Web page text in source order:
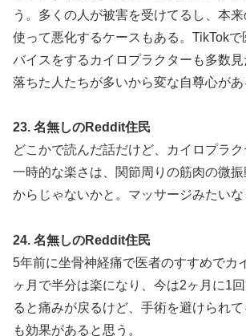
う。多くの人が被害を受けてるし、本
使って悪化するケースもある。TikTokで
バイスをするカイロプラクターも多数
落ちた人たちが多いから変な自尊心があ
23. 名無しのReddit住民
どこかで読んだ話だけど、カイロプラ
一時的な楽さは、関節周りの筋肉の微
からじゃないかと。マッサージみたいな
24. 名無しのReddit住民
5年前に坐骨神経痛で医者のすすめでカ
ヶ月で半分は楽になり、今は2ヶ月に1
ると痛みが戻るけど、手術を避けられ
も効果があると思う。